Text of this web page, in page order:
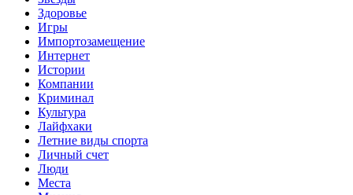
Здоровье
Игры
Импортозамещение
Интернет
Истории
Компании
Криминал
Культура
Лайфхаки
Летние виды спорта
Личный счет
Люди
Места